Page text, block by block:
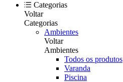
Categorias
Voltar
Categorias
Ambientes
Voltar
Ambientes
Todos os produtos
Varanda
Piscina